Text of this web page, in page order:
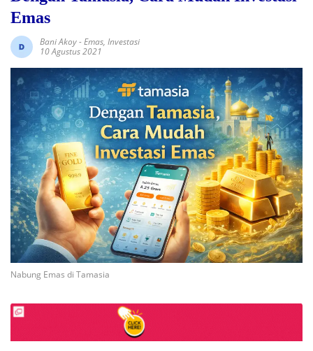
Emas
Bani Akoy-Emas, Investasi
10 Agustus 2021
Nabung Emas di Tamasia